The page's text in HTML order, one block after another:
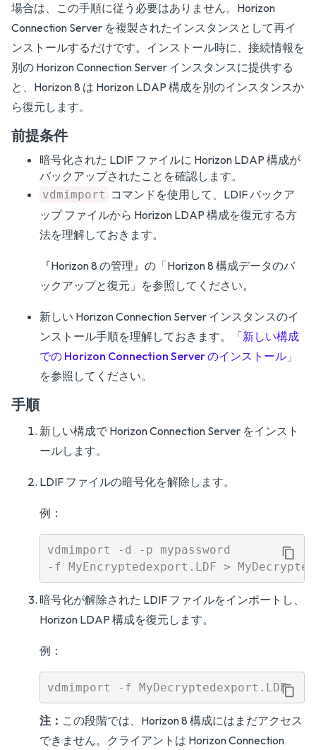
場合は、この手順に従う必要はありません。Horizon
Connection Server を複製されたインスタンスとして再イ
ンストールするだけです。インストール時に、接続情報を
別の Horizon Connection Server インスタンスに提供する
と、Horizon 8 は Horizon LDAP 構成を別のインスタンスか
ら復元します。
前提条件
暗号化された LDIF ファイルに Horizon LDAP 構成が
バックアップされたことを確認します。
vdmimport コマンドを使用して、LDIF バックア
ップ ファイルから Horizon LDAP 構成を復元する方
法を理解しておきます。
『Horizon 8 の管理』の「Horizon 8 構成データのバ
ックアップと復元」を参照してください。
新しい Horizon Connection Server インスタンスのイ
ンストール手順を理解しておきます。「新しい構成
での Horizon Connection Server のインストール 」
を参照してください。
手順
新しい構成で Horizon Connection Server をインスト
ールします。
LDIF ファイルの暗号化を解除します。
例：
vdmimport -d -p mypassword
暗号化が解除された LDIF ファイルをインポートし、
Horizon LDAP 構成を復元します。
例：
vdmimport -f MyDecryptedexport.LDF
注： この段階では、Horizon 8 構成にはまだアクセス
できません。クライアントは Horizon Connection